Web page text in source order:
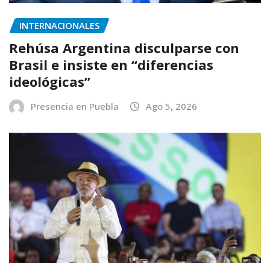
INTERNACIONALES
Rehúsa Argentina disculparse con
Brasil e insiste en “diferencias
ideológicas”
Presencia en Puebla Ago 5, 2026